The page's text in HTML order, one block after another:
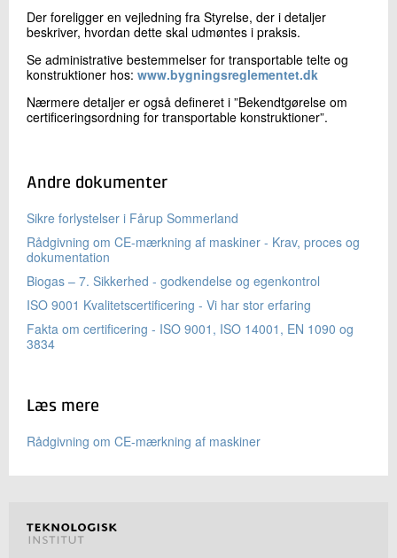
Der foreligger en vejledning fra Styrelse, der i detaljer
beskriver, hvordan dette skal udmøntes i praksis.
Se administrative bestemmelser for transportable telte og
konstruktioner hos: www.bygningsreglementet.dk
Nærmere detaljer er også defineret i ”Bekendtgørelse om
certificeringsordning for transportable konstruktioner”.
Andre dokumenter
Sikre forlystelser i Fårup Sommerland
Rådgivning om CE-mærkning af maskiner - Krav, proces og
dokumentation
Biogas – 7. Sikkerhed - godkendelse og egenkontrol
ISO 9001 Kvalitetscertificering - Vi har stor erfaring
Fakta om certificering - ISO 9001, ISO 14001, EN 1090 og
3834
Læs mere
Rådgivning om CE-mærkning af maskiner